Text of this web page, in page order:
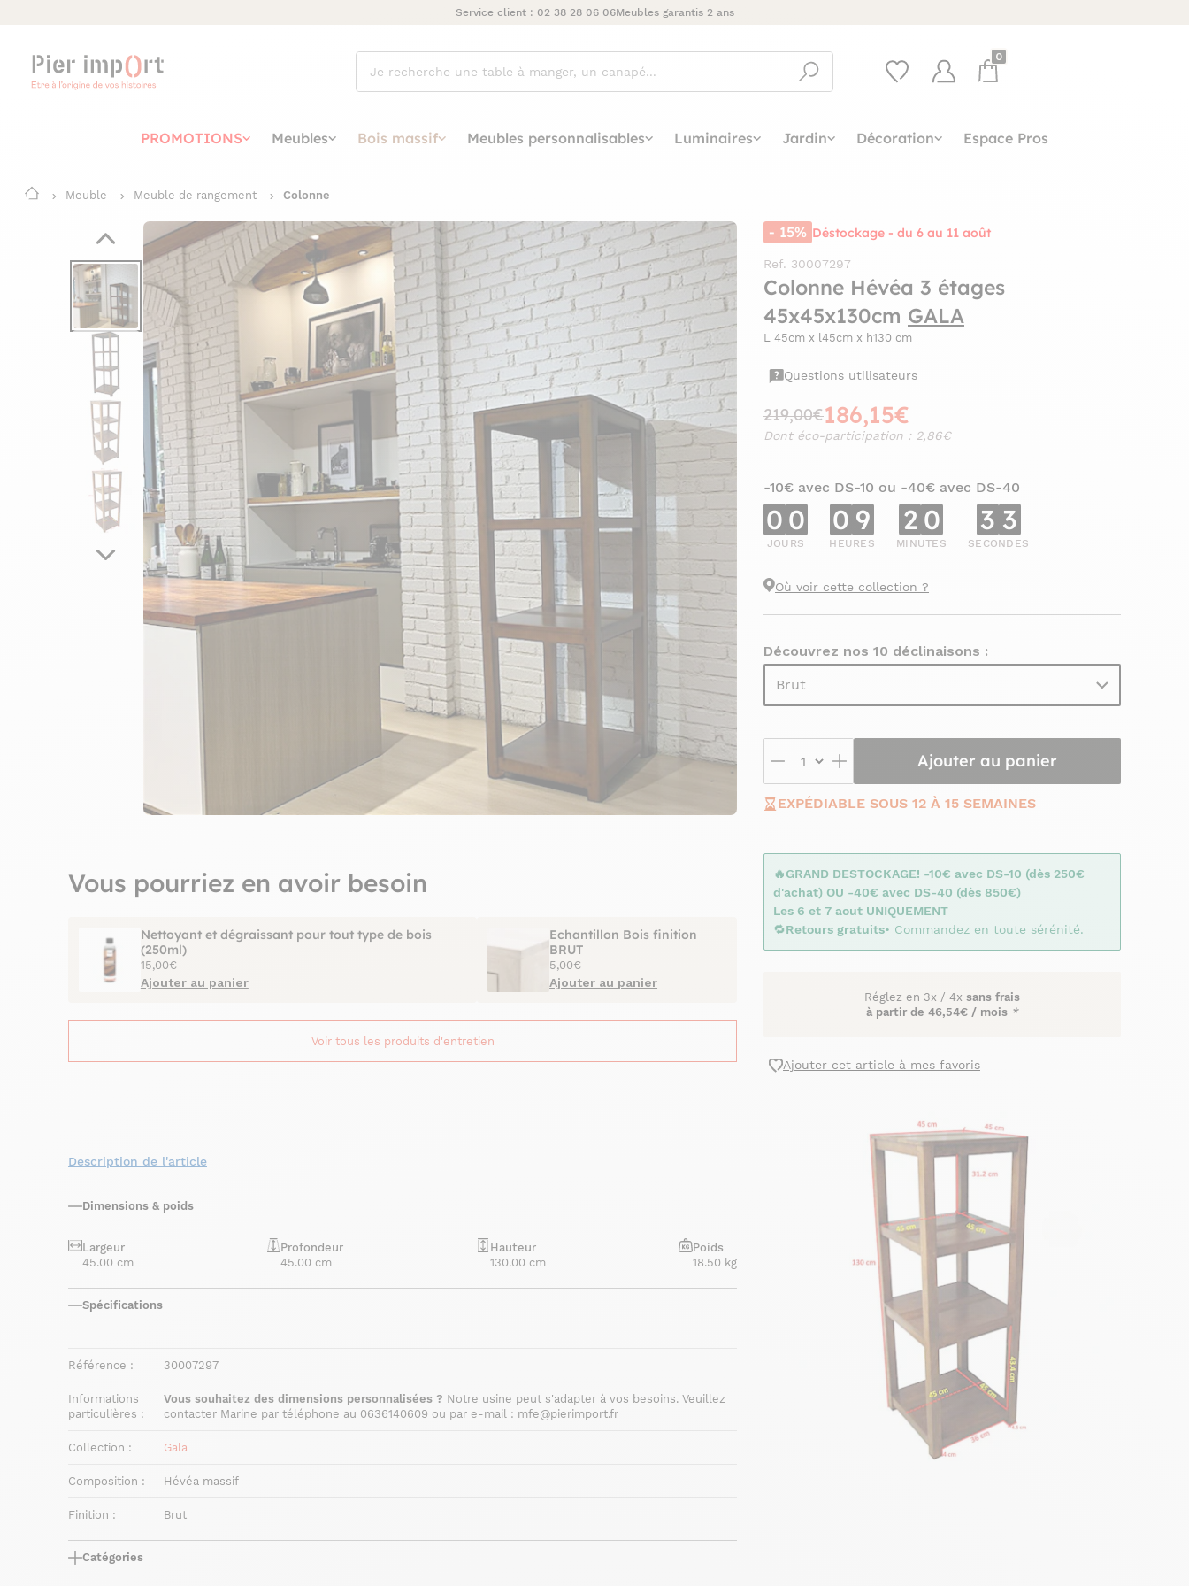
Service client : 02 38 28 06 06Meubles garantis 2 ans
cherchez
vous ?
0
PROMOTIONS Meubles Bois massif Meubles personnalisables Luminaires Jardin Décoration Espace Pros
Meuble Meuble de rangement Colonne
- 15% Déstockage - du 6 au 11 août
Ref. 30007297
Colonne Hévéa 3 étages
45x45x130cm GALA
L 45cm x l45cm x h130 cm
Questions utilisateurs
219,00€186,15€
Dont éco-participation : 2,86€
-10€ avec DS-10 ou -40€ avec DS-40
0 0
JOURS
0 9
HEURES
2 0
MINUTES
3 1
SECONDES
Où voir cette collection ?
Découvrez nos 10 déclinaisons :
Brut
Ajouter au panier
EXPÉDIABLE SOUS 12 À 15 SEMAINES
🔥GRAND DESTOCKAGE! -10€ avec DS-10 (dès 250€
d'achat) OU -40€ avec DS-40 (dès 850€)
Les 6 et 7 aout UNIQUEMENT
🔁Retours gratuits• Commandez en toute sérénité.
Réglez en 3x / 4x sans frais
à partir de 46,54€ / mois *
Ajouter cet article à mes favoris
Vous pourriez en avoir besoin
Nettoyant et dégraissant pour tout type de bois
(250ml)
15,00€
Ajouter au panier
Echantillon Bois finition
BRUT
5,00€
Ajouter au panier
Voir tous les produits d'entretien
Description de l'article
Dimensions & poids
Largeur
45.00 cm
Profondeur
45.00 cm
Hauteur
130.00 cm
Poids
18.50 kg
Spécifications
Référence : 30007297
Informations
particulières :
Vous souhaitez des dimensions personnalisées ? Notre usine peut s'adapter à vos besoins. Veuillez
contacter Marine par téléphone au 0636140609 ou par e-mail : mfe@pierimport.fr
Collection : Gala
Composition : Hévéa massif
Finition : Brut
Catégories